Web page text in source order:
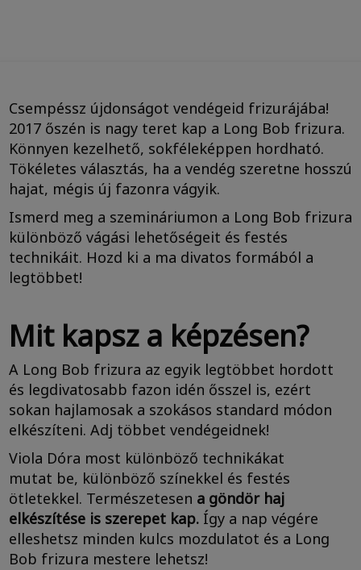
Csempéssz újdonságot vendégeid frizurájába!
2017 őszén is nagy teret kap a Long Bob frizura.
Könnyen kezelhető, sokféleképpen hordható.
Tökéletes választás, ha a vendég szeretne hosszú
hajat, mégis új fazonra vágyik.
Ismerd meg a szemináriumon a Long Bob frizura
különböző vágási lehetőségeit és festés
technikáit. Hozd ki a ma divatos formából a
legtöbbet!
Mit kapsz a képzésen?
A Long Bob frizura az egyik legtöbbet hordott
és legdivatosabb fazon idén ősszel is, ezért
sokan hajlamosak a szokásos standard módon
elkészíteni. Adj többet vendégeidnek!
Viola Dóra most különböző technikákat
mutat be, különböző színekkel és festés
ötletekkel. Természetesen a göndör haj
elkészítése is szerepet kap. Így a nap végére
elleshetsz minden kulcs mozdulatot és a Long
Bob frizura mestere lehetsz!